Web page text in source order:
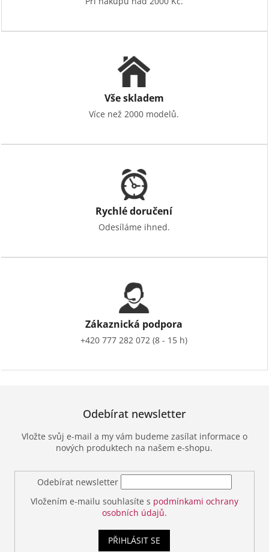
y
ý
i
s
u
Vše skladem
Více než 2000 modelů.
Rychlé doručení
Odesíláme ihned.
Zákaznická podpora
+420 777 282 072 (8 - 15 h)
Odebírat newsletter
Vložte svůj e-mail a my vám budeme zasílat informace o
nových produktech na našem e-shopu.
Odebírat newsletter
Vložením e-mailu souhlasíte s podmínkami ochrany
osobních údajů.
PŘIHLÁSIT SE